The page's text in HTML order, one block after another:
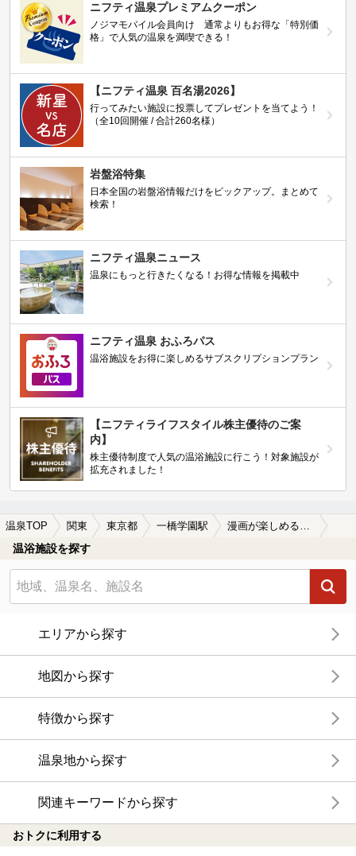
ニフティ温泉プレミアムクーポン
ノジマモバイル会員向け 通常よりもお得な「特別価
格」で人気の温泉を満喫できる！
【ニフティ温泉 百名湯2026】
行ってみたい施設に投票してプレゼントを当てよう！
（全10回開催 / 合計260名様）
岩盤浴特集
日本全国の岩盤浴情報だけをピックアップ。まとめて
検索！
ニフティ温泉ニュース
温泉にもっと行きたくなる！お得な情報を掲載中
ニフティ温泉 おふろパス
温浴施設をお得に楽しめるサブスクリプションプラン
【ニフティライフスタイル株主優待のご案
内】
株主優待制度で人気の温浴施設に行こう！対象施設が
拡充されました！
温泉TOP 関東 東京都 一橋学園駅 漫画が楽しめる一橋学園駅近くの温泉、日帰り温泉、スーパー銭湯おすすめ
温浴施設を探す
エリアから探す
地図から探す
特徴から探す
温泉地から探す
関連キーワードから探す
おトクに利用する